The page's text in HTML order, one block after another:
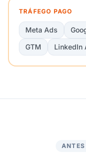
TRÁFEGO PAGO
Meta Ads
GTM
LinkedIn